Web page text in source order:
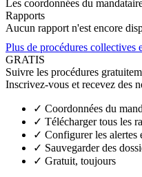
Les coordonnées du
Rapports
Aucun rapport n'est encore
Plus de procédures collectives
GRATIS
Suivre les procédures
Inscrivez-vous et recevez des
✓ Coordonnées du
✓ Télécharger tous les
✓ Configurer les alertes
✓ Sauvegarder des
✓ Gratuit, toujours